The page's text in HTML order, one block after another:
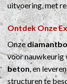
uitvoering, met
Ontdek Onze
Onze
voor nauwkeurig
beton, en
structuren te